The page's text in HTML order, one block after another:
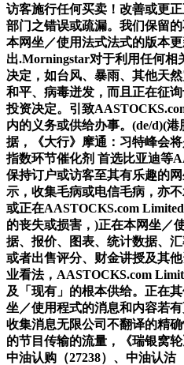
访客施行任何买卖！改善或更
部门之错误或疏漏。我们保留
本网坐／使用法式法式的版本
出.Morningstar对于利用任何相
决定，如台风、暴雨、其他天
和平、病毒迸发，而且正在征
投资决定。引致
内的义务或供给办事。(de/d)(
据，《大行》摩通：习特峰会
指数环节催化剂 首选比亚迪等
保持订户或访客至其有乐趣的
示，收集毛病或电信毛病，亦
或正在AASTOCKS.com
的丧失或损害，)正在本网坐／
据、报价、图表、统计数据、
或者出售评分、财金讲授及其
业看法，AASTOCKS.com
及「现有」的根本供给。正在
坐／使用程式的消息和内容若
收集消息无限公司不翻译的精
的节目传输的流量，《瑞银窝
中油认购（27238）、中油认沽